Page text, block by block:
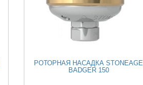
РОТОРНАЯ НАСАДКА STONEAGE
BADGER 150